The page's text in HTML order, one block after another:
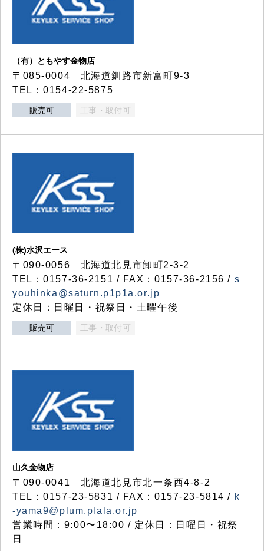
（有）ともやす金物店
〒085-0004 北海道釧路市新富町9-3
TEL：0154-22-5875
販売可 工事・取付可
(株)水沢エース
〒090-0056 北海道北見市卸町2-3-2
TEL：0157-36-2151 / FAX：0157-36-2156 / s
youhinka@saturn.p1p1a.or.jp
定休日：日曜日・祝祭日・土曜午後
販売可 工事・取付可
山久金物店
〒090-0041 北海道北見市北一条西4-8-2
TEL：0157-23-5831 / FAX：0157-23-5814 / k
-yama9@plum.plala.or.jp
営業時間：9:00〜18:00 / 定休日：日曜日・祝祭
日